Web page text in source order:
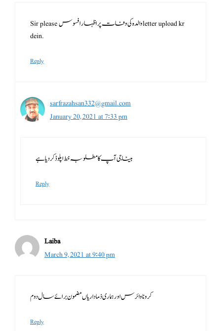
Sir please والدہ کی وفات پر اظہار افسوس letter upload kr
dein.
Reply
sarfrazahsan332@gmail.com
January 20, 2021 at 7:33 pm
بیٹا جی آپ کا مطلوبہ خط اپلوڈ کر دیا ہے
Reply
Laiba
March 9, 2021 at 9:40 pm
کرونا وائرس اور ہماری ذماداریاں مضمون برائے سال دوم
Reply